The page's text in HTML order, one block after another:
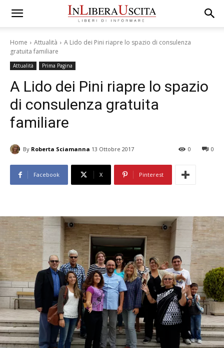
Home Attualità
A Lido dei Pini riapre lo spazio di consulenza
gratuita familiare
Attualità Prima Pagina
A Lido dei Pini riapre lo spazio
di consulenza gratuita
familiare
By Roberta Sciamanna 13 Ottobre 2017 0
0
Facebook X Pinterest